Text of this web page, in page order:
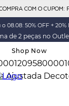
COM O CUPOM:
08.08: 50% OFF + 20%
de 2 peças no
Shop Now
Ajustada